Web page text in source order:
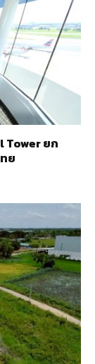
Tower ยก
ย